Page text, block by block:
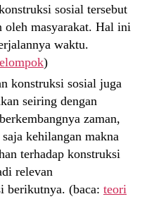
sosial tersebut
oleh masyarakat. Hal ini
waktu.
)
konstruksi sosial juga
seiring dengan
zaman,
kehilangan makna
terhadap konstruksi
relevan
berikutnya. (baca: teori